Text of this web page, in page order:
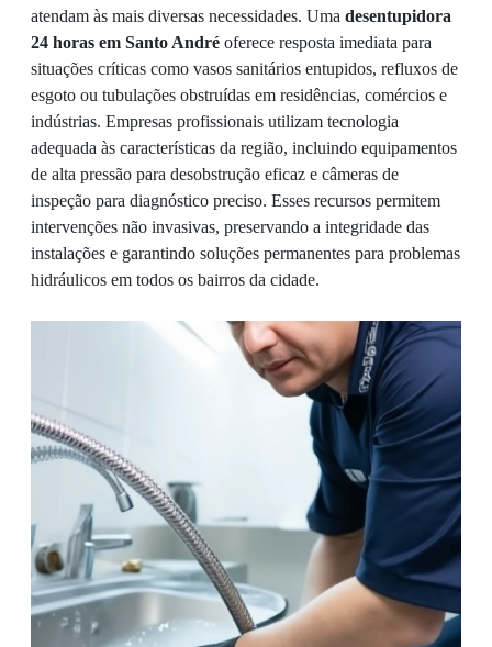
atendam às mais diversas necessidades. Uma desentupidora
24 horas em Santo André oferece resposta imediata para
situações críticas como vasos sanitários entupidos, refluxos de
esgoto ou tubulações obstruídas em residências, comércios e
indústrias. Empresas profissionais utilizam tecnologia
adequada às características da região, incluindo equipamentos
de alta pressão para desobstrução eficaz e câmeras de
inspeção para diagnóstico preciso. Esses recursos permitem
intervenções não invasivas, preservando a integridade das
instalações e garantindo soluções permanentes para problemas
hidráulicos em todos os bairros da cidade.